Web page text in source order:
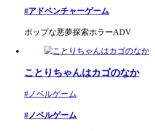
#アドベンチャーゲーム
ポップな悪夢探索ホラーADV
ことりちゃんはカゴのなか
#ノベルゲーム
#ノベルゲーム